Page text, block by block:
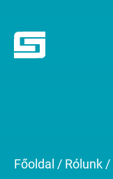
Főoldal / Rólunk /